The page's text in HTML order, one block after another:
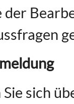
der
Sie sich